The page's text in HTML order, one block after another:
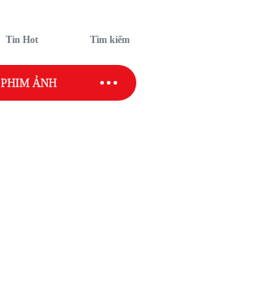
Tin Hot Tìm kiếm
PHIM ẢNH SAO SPORT